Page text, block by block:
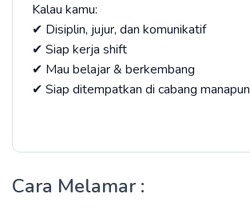
Kalau kamu:
✔ Disiplin, jujur, dan komunikatif
✔ Siap kerja shift
✔ Mau belajar & berkembang
✔ Siap ditempatkan di cabang manapun
Cara Melamar :